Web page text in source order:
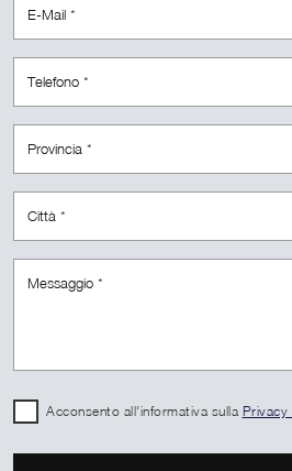
Acconsento all'informativa sulla Privacy